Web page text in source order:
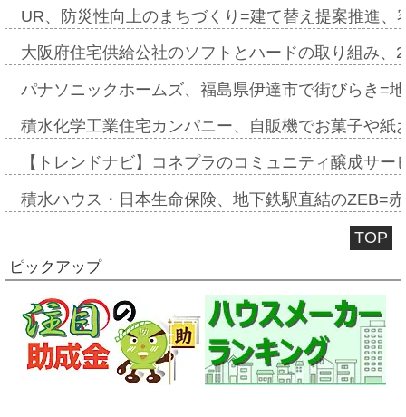
UR、防災性向上のまちづくり=建て替え提案推進
大阪府住宅供給公社のソフトとハードの取り組み
パナソニックホームズ、福島県伊達市で街びらき=
積水化学工業住宅カンパニー、自販機でお菓子や
【トレンドナビ】コネプラのコミュニティ醸成サ
積水ハウス・日本生命保険、地下鉄駅直結のZEB=
TOP
ピックアップ